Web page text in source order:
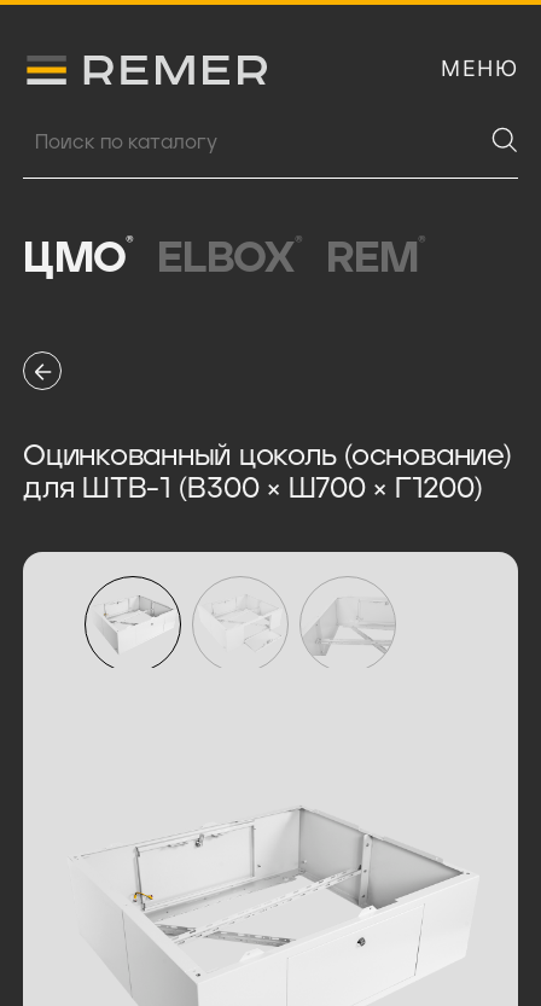
Логитип компании Remer МЕНЮ
Поиск продукции
ЦМО® ELBOX® REM ®
Оцинкованный цоколь (основание)
для ШТВ-1 (В300 × Ш700 × Г1200)